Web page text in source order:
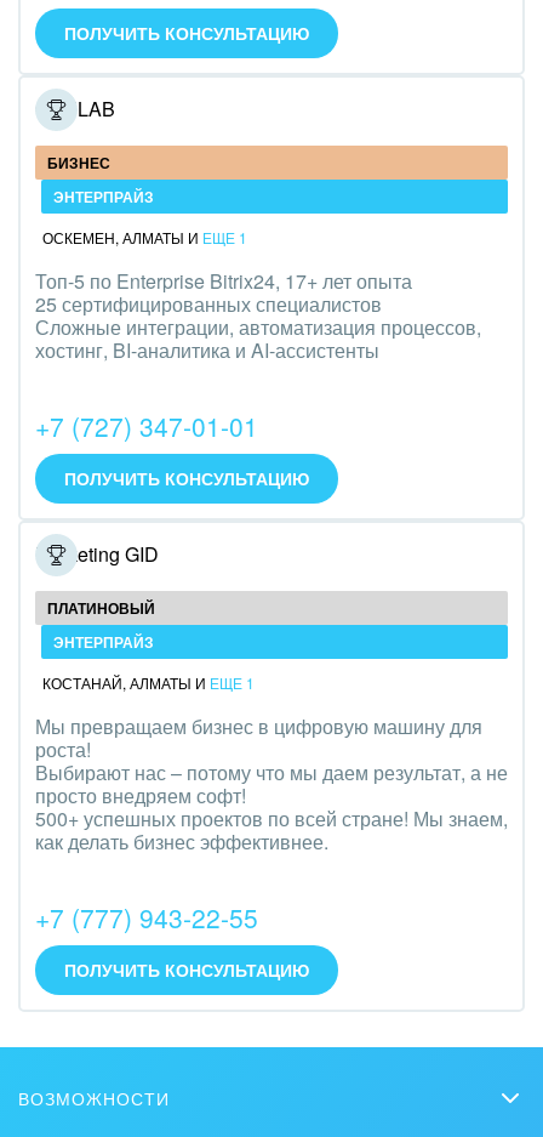
Оборудование, техника
Полиграфия
Ритуальные услуги
Рынки и торговля
Связь и телекоммуникации
Финансы, бухгалтерия, банки
Химия и нефтехимия
Ювелирное дело
Юриспруденция
ПОЛУЧИТЬ КОНСУЛЬТАЦИЮ
ONELAB
БИЗНЕС
ЭНТЕРПРАЙЗ
ОСКЕМЕН, АЛМАТЫ И ЕЩЕ 1
Топ-5 по Enterprise Bitrix24, 17+ лет опыта
25 сертифицированных специалистов
Сложные интеграции, автоматизация процессов,
хостинг, BI-аналитика и AI-ассистенты
+7 (727) 347-01-01
ПОЛУЧИТЬ КОНСУЛЬТАЦИЮ
Marketing GID
ПЛАТИНОВЫЙ
ЭНТЕРПРАЙЗ
КОСТАНАЙ, АЛМАТЫ И ЕЩЕ 1
Мы превращаем бизнес в цифровую машину для
роста!
Выбирают нас – потому что мы даем результат, а не
просто внедряем софт!
500+ успешных проектов по всей стране! Мы знаем,
как делать бизнес эффективнее.
+7 (777) 943-22-55
ПОЛУЧИТЬ КОНСУЛЬТАЦИЮ
ВОЗМОЖНОСТИ